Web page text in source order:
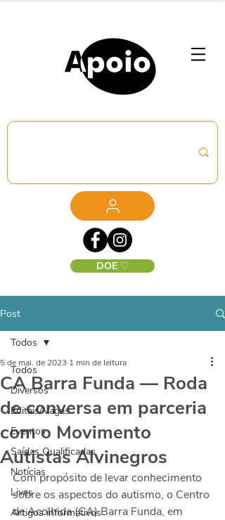
DOE ♡
Post
Todos
Diversos
Editais/Vagas
Eventos
Saídas Qualificadas
Notícias
Lives
Artigos informativos
Todos
CA Barra Funda — Roda
de conversa em parceria
com o Movimento
Autistas Alvinegros
5 de mai. de 2023 1 min de leitura
Com propósito de levar conhecimento
sobre os aspectos do autismo, o Centro
de Acolhida (CA) Barra Funda, em